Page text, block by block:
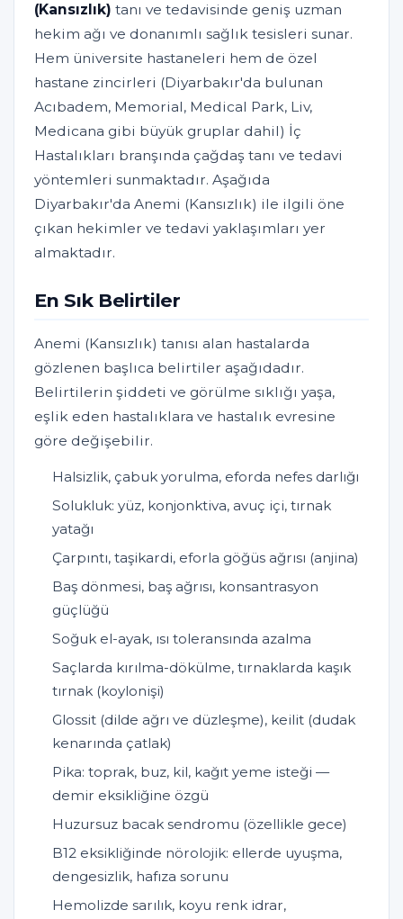
(Kansızlık) tanı ve tedavisinde geniş uzman
hekim ağı ve donanımlı sağlık tesisleri sunar.
Hem üniversite hastaneleri hem de özel
hastane zincirleri (Diyarbakır'da bulunan
Acıbadem, Memorial, Medical Park, Liv,
Medicana gibi büyük gruplar dahil) İç
Hastalıkları branşında çağdaş tanı ve tedavi
yöntemleri sunmaktadır. Aşağıda
Diyarbakır'da Anemi (Kansızlık) ile ilgili öne
çıkan hekimler ve tedavi yaklaşımları yer
almaktadır.
En Sık Belirtiler
Anemi (Kansızlık) tanısı alan hastalarda
gözlenen başlıca belirtiler aşağıdadır.
Belirtilerin şiddeti ve görülme sıklığı yaşa,
eşlik eden hastalıklara ve hastalık evresine
göre değişebilir.
Halsizlik, çabuk yorulma, eforda nefes darlığı
Solukluk: yüz, konjonktiva, avuç içi, tırnak
yatağı
Çarpıntı, taşikardi, eforla göğüs ağrısı (anjina)
Baş dönmesi, baş ağrısı, konsantrasyon
güçlüğü
Soğuk el-ayak, ısı toleransında azalma
Saçlarda kırılma-dökülme, tırnaklarda kaşık
tırnak (koylonişi)
Glossit (dilde ağrı ve düzleşme), keilit (dudak
kenarında çatlak)
Pika: toprak, buz, kil, kağıt yeme isteği —
demir eksikliğine özgü
Huzursuz bacak sendromu (özellikle gece)
B12 eksikliğinde nörolojik: ellerde uyuşma,
dengesizlik, hafıza sorunu
Hemolizde sarılık, koyu renk idrar,